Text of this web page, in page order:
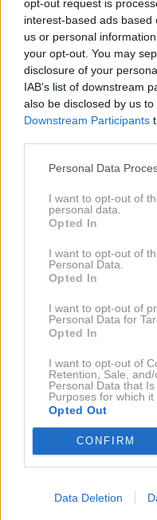
opt-out request is
interest-based ads
us or personal
your opt-out. You may
disclosure of your
IAB’s list of downstream
also be disclosed by us
Downstream Participants
Personal Data
I want to opt-out of
personal data.
Opted In
I want to opt-out of
Personal Data.
Opted In
I want to opt-out of
Personal Data for
Opted In
I want to opt-out of
Retention, Sale,
Personal Data that
Purposes for which it
Opted Out
CONFIRM
Data Deletion
Mačka
Mačka v sanjah
ezoterično znanje.
vpogled v naše
osebnosti, ki pomenijo
povečano duhovno
skrivnosti, divja
udomačena pa na
življenju.
Medved
Medved je simbol
spi, potem pred
poizvedite o vsem
pomeni, da se
da ni več časa za
sporoča, da umaknite